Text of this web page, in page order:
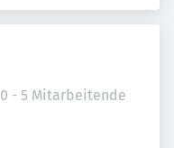
0 - 5 Mitarbeitende